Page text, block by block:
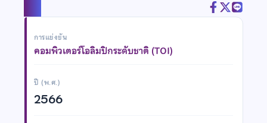
การแข่งขัน
คอมพิวเตอร์โอลิมปิกระดับชาติ (TOI)
ปี (พ.ศ.)
2566